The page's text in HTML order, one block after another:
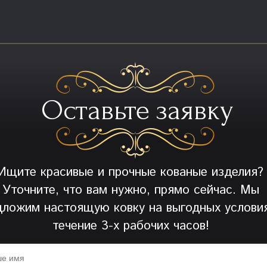
Оставьте заявку
красивые и прочные кованые изделия?
Уточните, что вам нужно, прямо сейчас. Мы
настоящую ковку на выгодных
течение 3-х рабочих часов!